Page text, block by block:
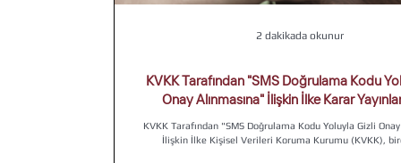
KVKK Tarafından "SMS Doğrulama Kodu
Onay Alınmasına" İlişkin İlke Karar
KVKK Tarafından "SMS Doğrulama Kodu Yoluyla Gizli Onay
İlişkin İlke Kişisel Verileri Koruma Kurumu (KVKK),
2 dakikada okunur